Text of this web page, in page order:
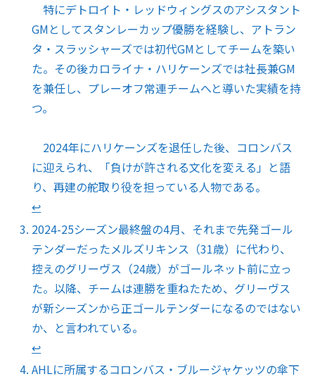
特にデトロイト・レッドウィングスのアシスタント
GMとしてスタンレーカップ優勝を経験し、アトラン
タ・スラッシャーズでは初代GMとしてチームを築い
た。その後カロライナ・ハリケーンズでは社長兼GM
を兼任し、プレーオフ常連チームへと導いた実績を持
つ。
2024年にハリケーンズを退任した後、コロンバス
に迎えられ、「負けが許される文化を変える」と語
り、再建の舵取り役を担っている人物である。
↩︎
2024-25シーズン最終盤の4月、それまで先発ゴール
テンダーだったメルズリキンス（31歳）に代わり、
控えのグリーヴス（24歳）がゴールネット前に立っ
た。以降、チームは連勝を重ねたため、グリーヴス
が新シーズンから正ゴールテンダーになるのではない
か、と言われている。
↩︎
AHLに所属するコロンバス・ブルージャケッツの傘下